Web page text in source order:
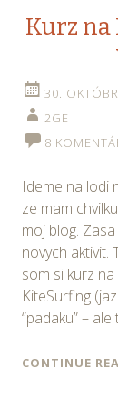
Kurz
30.
2GE
8
Ideme na lodi
ze mam
moj blog.
novych aktivit.
som si kurz
KiteSurfing
“padaku” –
CONTINUE